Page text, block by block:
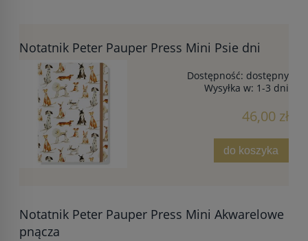
Notatnik Peter Pauper Press Mini Psie dni
Dostępność: dostępny
Wysyłka w: 1-3 dni
46,00 zł
do koszyka
Notatnik Peter Pauper Press Mini Akwarelowe
pnącza